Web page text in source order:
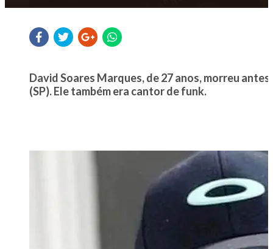
David Soares Marques, de 27 anos, morreu
(SP). Ele também era cantor de funk.